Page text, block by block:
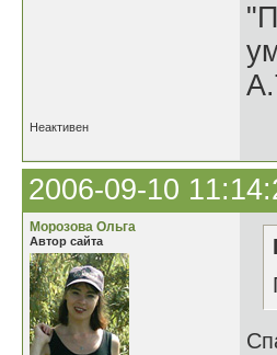
Неактивен
2006-09-10
Морозова Ольга
Автор сайта